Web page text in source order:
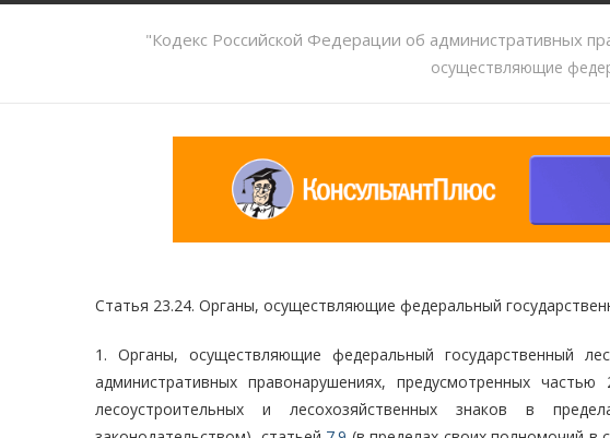
"Кодекс Российской Федерации об административных
осуществляющие
Статья 23.24. Органы, осуществляющие федеральный
1. Органы, осуществляющие федеральный государственный
административных правонарушениях, предусмотренных частью
лесоустроительных и лесохозяйственных знаков в